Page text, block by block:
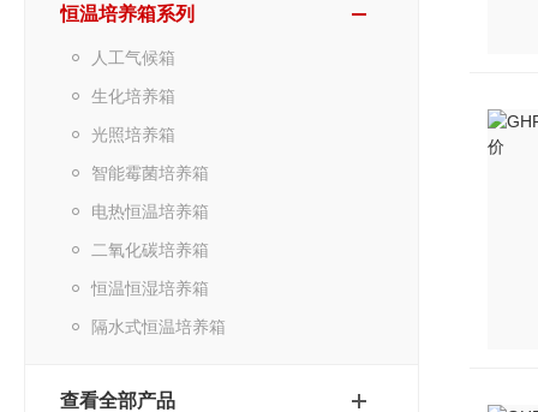
恒温培养箱系列
人工气候箱
生化培养箱
光照培养箱
智能霉菌培养箱
电热恒温培养箱
二氧化碳培养箱
恒温恒湿培养箱
隔水式恒温培养箱
查看全部产品